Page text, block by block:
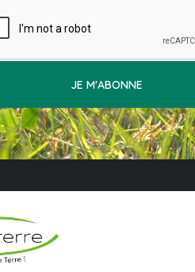
JE M'ABONNE